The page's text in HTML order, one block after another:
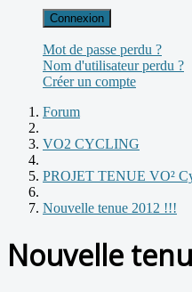
Connexion
Mot de passe perdu ?
Nom d'utilisateur perdu ?
Créer un compte
Forum
VO2 CYCLING
PROJET TENUE VO²
Nouvelle tenue 2012 !!!
Nouvelle